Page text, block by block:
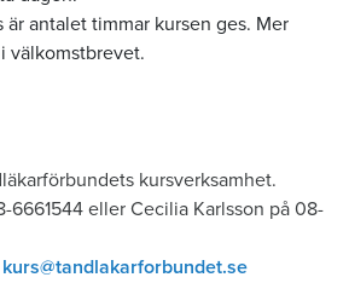
är antalet timmar kursen ges. Mer
välkomstbrevet.
kursverksamhet.
6661544 eller Cecilia Karlsson på 08-
kurs@tandlakarforbundet.se